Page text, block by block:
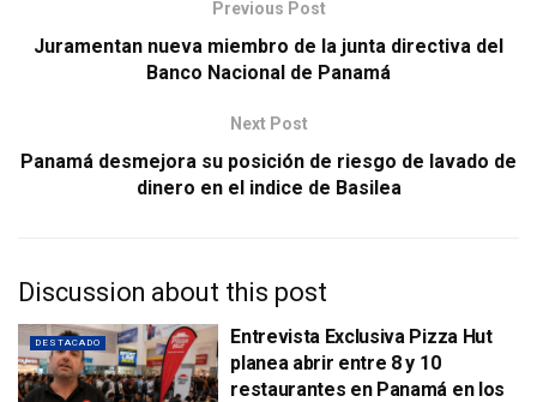
Previous Post
Juramentan nueva miembro de la junta directiva del
Banco Nacional de Panamá
Next Post
Panamá desmejora su posición de riesgo de lavado de
dinero en el indice de Basilea
Discussion about this post
DESTACADO
Entrevista Exclusiva Pizza Hut
planea abrir entre 8 y 10
restaurantes en Panamá en los